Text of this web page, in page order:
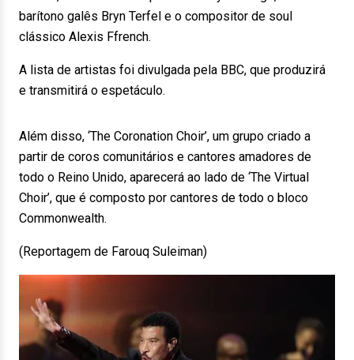
barítono galês Bryn Terfel e o compositor de soul
clássico Alexis Ffrench.
A lista de artistas foi divulgada pela BBC, que produzirá
e transmitirá o espetáculo.
Além disso, ‘The Coronation Choir’, um grupo criado a
partir de coros comunitários e cantores amadores de
todo o Reino Unido, aparecerá ao lado de ‘The Virtual
Choir’, que é composto por cantores de todo o bloco
Commonwealth.
(Reportagem de Farouq Suleiman)